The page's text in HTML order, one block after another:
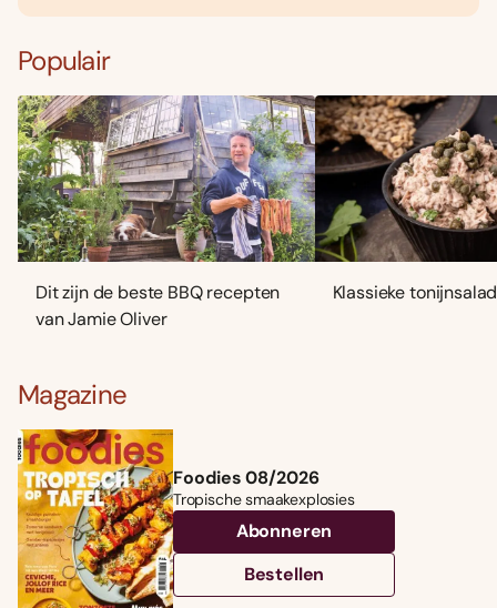
Populair
Dit zijn de beste BBQ recepten
van Jamie Oliver
Klassieke
Magazine
Foodies 08/2026
Tropische smaakexplosies
Abonneren
Bestellen